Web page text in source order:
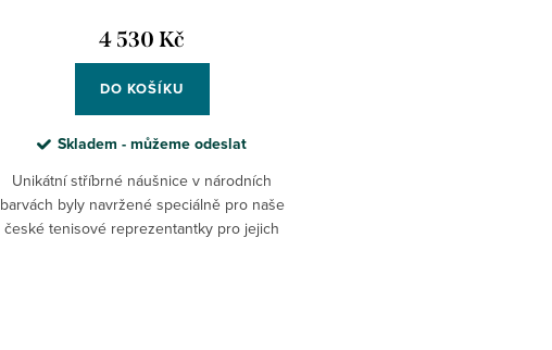
4 530 Kč
DO KOŠÍKU
Skladem - můžeme odeslat
Unikátní stříbrné náušnice v národních
barvách byly navržené speciálně pro naše
české tenisové reprezentantky pro jejich